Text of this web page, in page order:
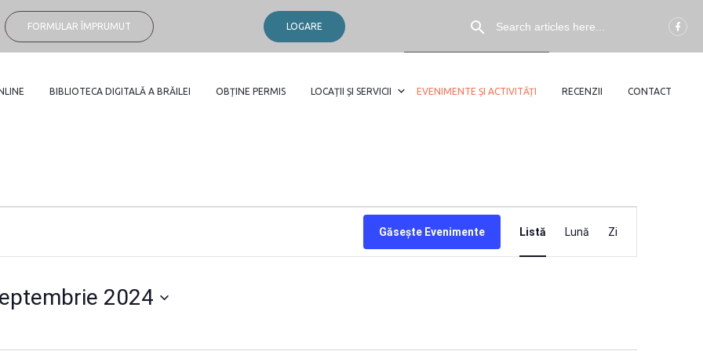
FORMULAR ÎMPRUMUT LOGARE
BIBLIOTECA DIGITALĂ A BRĂILEI OBȚINE PERMIS LOCAȚII ȘI SERVICII EVENIMENTE ȘI ACTIVITĂȚI RECENZII CONTACT
Găsește Evenimente
ÎN
Listă Lună Zi
2024